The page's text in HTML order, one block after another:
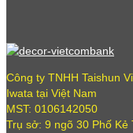
Công ty TNHH Taishun
Iwata tại Việt Nam
MST: 0106142050
Trụ sở: 9 ngõ 30 Phố